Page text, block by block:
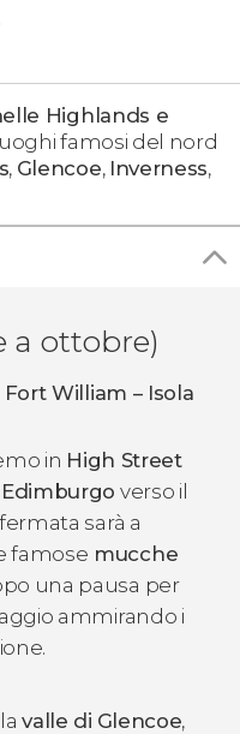
Highlands e
famosi del nord
, Glencoe, Inverness,
a ottobre)
Fort William – Isola
in High Street
Edimburgo verso il
sarà a
famose mucche
una pausa per
ammirando i
lavalle di Glencoe,